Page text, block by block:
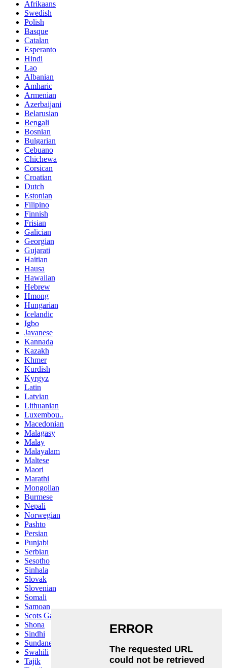
Afrikaans
Swedish
Polish
Basque
Catalan
Esperanto
Hindi
Lao
Albanian
Amharic
Armenian
Azerbaijani
Belarusian
Bengali
Bosnian
Bulgarian
Cebuano
Chichewa
Corsican
Croatian
Dutch
Estonian
Filipino
Finnish
Frisian
Galician
Georgian
Gujarati
Haitian
Hausa
Hawaiian
Hebrew
Hmong
Hungarian
Icelandic
Igbo
Javanese
Kannada
Kazakh
Khmer
Kurdish
Kyrgyz
Latin
Latvian
Lithuanian
Luxembou..
Macedonian
Malagasy
Malay
Malayalam
Maltese
Maori
Marathi
Mongolian
Burmese
Nepali
Norwegian
Pashto
Persian
Punjabi
Serbian
Sesotho
Sinhala
Slovak
Slovenian
Somali
Samoan
Scots Gaelic
Shona
Sindhi
Sundanese
Swahili
Tajik